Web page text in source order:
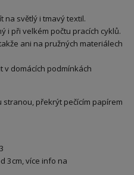
na světlý i tmavý textil.
i při velkém počtu pracích cyklů.
ani na pružných materiálech
v domácích podmínkách
stranou, překrýt pečícím papírem
3cm, více info na